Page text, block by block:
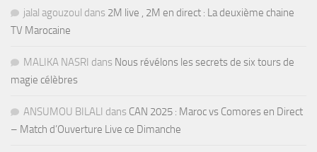
jalal agouzoul dans 2M live , 2M en direct : La deuxième chaine
TV Marocaine
MALIKA NASRI dans Nous révélons les secrets de six tours de
magie célèbres
ANSUMOU BILALI dans CAN 2025 : Maroc vs Comores en Direct
– Match d’Ouverture Live ce Dimanche